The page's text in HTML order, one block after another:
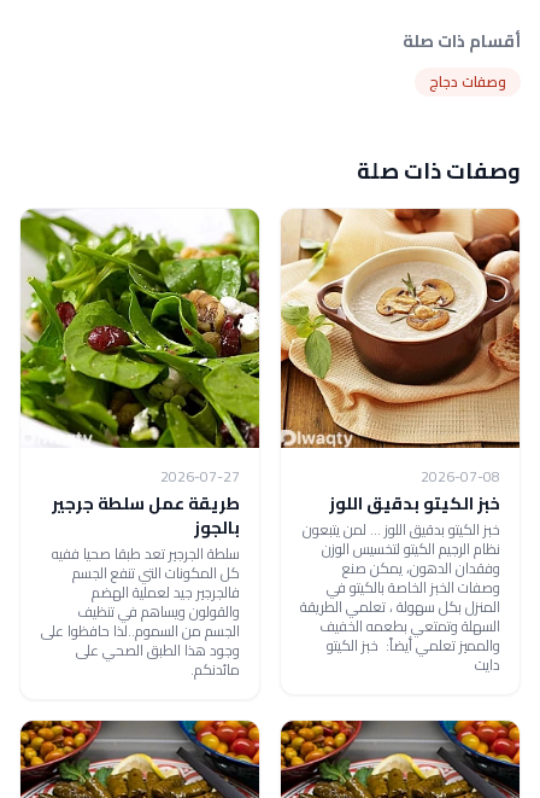
أقسام ذات صلة
وصفات دجاج
وصفات ذات صلة
2026-07-08
خبز الكيتو بدقيق اللوز
خبز الكيتو بدقيق اللوز ... لمن يتبعون
نظام الرجيم الكيتو لتخسيس الوزن
وفقدان الدهون، يمكن صنع
وصفات الخبز الخاصة بالكيتو في
المنزل بكل سهولة ، تعلمي الطريقة
السهلة وتمتعي بطعمه الخفيف
والمميز تعلمي أيضاً: خبز الكيتو
دايت
2026-07-27
طريقة عمل سلطة جرجير
بالجوز
سلطة الجرجير تعد طبقا صحيا ففيه
كل المكونات التي تنفع الجسم
فالجرجير جيد لعملية الهضم
والقولون ويساهم في تنظيف
الجسم من السموم..لذا حافظوا على
وجود هذا الطبق الصحي على
مائدنكم.